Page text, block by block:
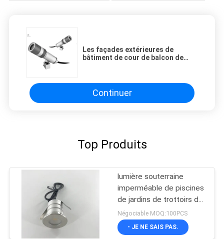
Les façades extérieures de
bâtiment de cour de balcon de
l'éclairage
Continuer
Top Produits
lumière souterraine
imperméable de piscines
de jardins de trottoirs de
places de routes de
puce de CREE de 3W
LED
Négociable MOQ:100PCS
- JE NE SAIS PAS.